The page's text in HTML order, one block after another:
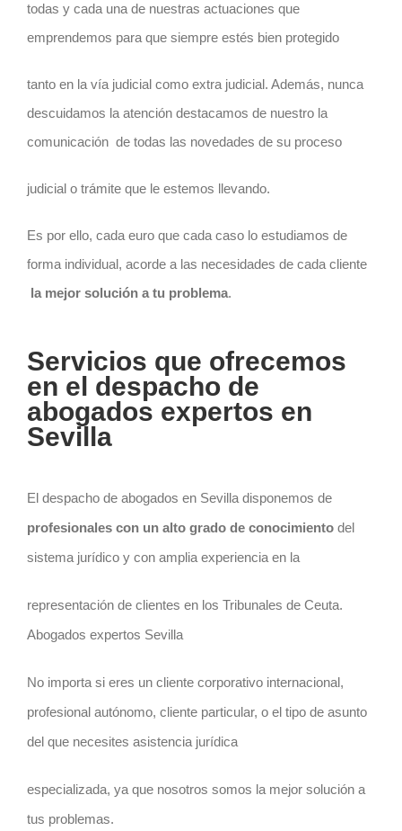
todas y cada una de nuestras actuaciones que
emprendemos para que siempre estés bien protegido
tanto en la vía judicial como extra judicial. Además, nunca
descuidamos la atención destacamos de nuestro la
comunicación de todas las novedades de su proceso
judicial o trámite que le estemos llevando.
Es por ello, cada euro que cada caso lo estudiamos de
forma individual, acorde a las necesidades de cada cliente
la mejor solución a tu problema.
Servicios que ofrecemos
en el despacho de
abogados expertos en
Sevilla
El despacho de abogados en Sevilla disponemos de
profesionales con un alto grado de conocimientodel
sistema jurídico y con amplia experiencia en la
representación de clientes en los Tribunales de Ceuta.
Abogados expertos Sevilla
No importa si eres un cliente corporativo internacional,
profesional autónomo, cliente particular, o el tipo de asunto
del que necesites asistencia jurídica
especializada, ya que nosotros somos la mejor solución a
tus problemas.